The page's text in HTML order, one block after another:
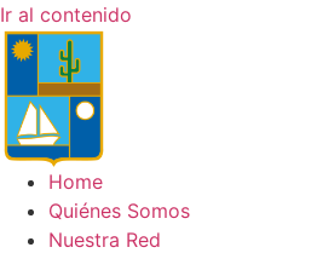
Ir al contenido
Home
Quiénes Somos
Nuestra Red